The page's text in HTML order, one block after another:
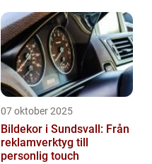
07 oktober 2025
Bildekor i Sundsvall: Från
reklamverktyg till
personlig touch